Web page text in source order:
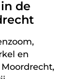
de
en